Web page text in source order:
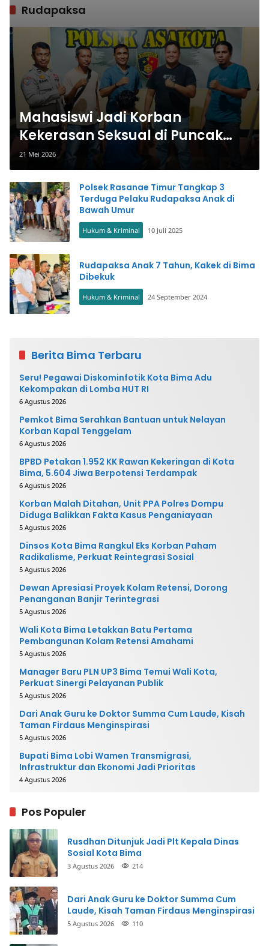
Rudapaksa
Mahasiswi Jadi Korban
Kekerasan Seksual di Puncak
Jatiwangi, Polisi Ringkus
Terduga Pelaku
21 Mei 2026
Polsek Rasanae Timur Tangkap 3
Terduga Pelaku Rudapaksa Anak di
Bawah Umur
Hukum & Kriminal 10 Juli 2025
Rudapaksa Anak 7 Tahun, Kakek di Bima
Dibekuk
Hukum & Kriminal 24 September 2024
Berita Bima Terbaru
Seru! Pegawai Diskominfotik Kota Bima Adu
Kekompakan di Lomba HUT RI
6 Agustus 2026
Pemkot Bima Serahkan Bantuan untuk Nelayan
Korban Kapal Tenggelam
6 Agustus 2026
BPBD Petakan 1.952 KK Rawan Kekeringan di Kota
Bima, 5.604 Jiwa Berpotensi Terdampak
6 Agustus 2026
Korban Malah Ditahan, Unit PPA Polres Dompu
Diduga Balikkan Fakta Kasus Penganiayaan
5 Agustus 2026
Dinsos Kota Bima Rangkul Eks Korban Paham
Radikalisme, Perkuat Reintegrasi Sosial
5 Agustus 2026
Dewan Apresiasi Proyek Kolam Retensi, Dorong
Penanganan Banjir Terintegrasi
5 Agustus 2026
Wali Kota Bima Letakkan Batu Pertama
Pembangunan Kolam Retensi Amahami
5 Agustus 2026
Manager Baru PLN UP3 Bima Temui Wali Kota,
Perkuat Sinergi Pelayanan Publik
5 Agustus 2026
Dari Anak Guru ke Doktor Summa Cum Laude, Kisah
Taman Firdaus Menginspirasi
5 Agustus 2026
Bupati Bima Lobi Wamen Transmigrasi,
Infrastruktur dan Ekonomi Jadi Prioritas
4 Agustus 2026
Pos Populer
Rusdhan Ditunjuk Jadi Plt Kepala Dinas
Sosial Kota Bima
3 Agustus 2026 214
Dari Anak Guru ke Doktor Summa Cum
Laude, Kisah Taman Firdaus Menginspirasi
5 Agustus 2026 110